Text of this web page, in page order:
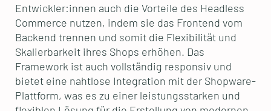
Entwickler:innen auch die Vorteile des Headless
Commerce nutzen, indem sie das Frontend vom
Backend trennen und somit die Flexibilität und
Skalierbarkeit ihres Shops erhöhen. Das
Framework ist auch vollständig responsiv und
bietet eine nahtlose Integration mit der Shopware-
Plattform, was es zu einer leistungsstarken und